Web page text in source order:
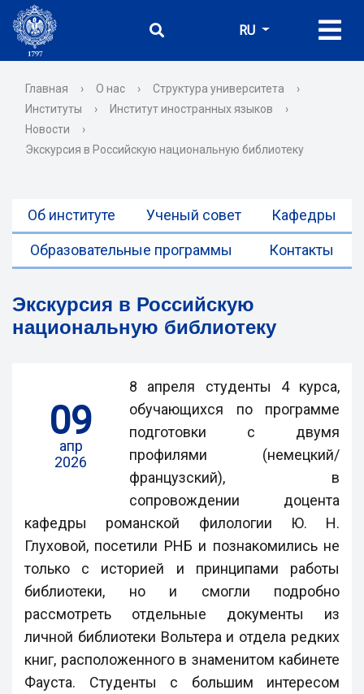
RU
Главная › О нас › Структура университета
›
Институты
› Институт иностранных языков
›
Новости
›
Экскурсия в Российскую национальную библиотеку
Об институте Ученый совет Кафедры
Образовательные программы Контакты
Экскурсия в Российскую
национальную библиотеку
09
апр
2026
8 апреля студенты 4 курса,
обучающихся по программе
подготовки с двумя
профилями (немецкий/
французский), в
сопровождении доцента
кафедры романской филологии Ю. Н.
Глуховой, посетили РНБ и познакомились не
только с историей и принципами работы
библиотеки, но и смогли подробно
рассмотреть отдельные документы из
личной библиотеки Вольтера и отдела редких
книг, расположенного в знаменитом кабинете
Фауста. Студенты с большим интересом